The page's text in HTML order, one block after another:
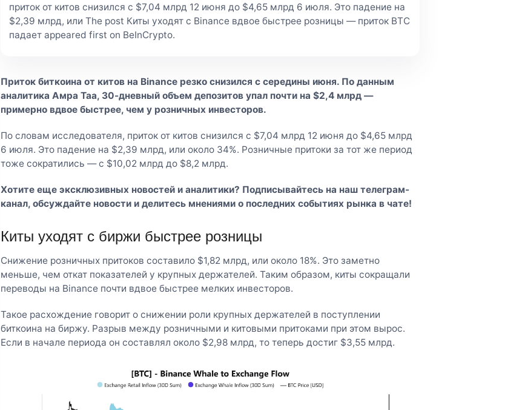
приток от китов снизился с $7,04 млрд 12 июня до $4,65 млрд 6 июля. Это падение на
$2,39 млрд, или The post Киты уходят с Binance вдвое быстрее розницы — приток BTC
падает appeared first on BeInCrypto.
Приток биткоина от китов на Binance резко снизился с середины июня. По данным
аналитика Амра Таа, 30-дневный объем депозитов упал почти на $2,4 млрд —
примерно вдвое быстрее, чем у розничных инвесторов.
По словам исследователя, приток от китов снизился с $7,04 млрд 12 июня до $4,65 млрд
6 июля. Это падение на $2,39 млрд, или около 34%. Розничные притоки за тот же период
тоже сократились — с $10,02 млрд до $8,2 млрд.
Хотите еще эксклюзивных новостей и аналитики? Подписывайтесь на наштелеграм-
канал, обсуждайте новости и делитесь мнениями о последних событиях рынка в чате!
Киты уходят с биржи быстрее розницы
Снижение розничных притоков составило $1,82 млрд, или около 18%. Это заметно
меньше, чем откат показателей у крупных держателей. Таким образом, киты сокращали
переводы на Binance почти вдвое быстрее мелких инвесторов.
Такое расхождение говорит о снижении роли крупных держателей в поступлении
биткоина на биржу. Разрыв между розничными и китовыми притоками при этом вырос.
Если в начале периода он составлял около $2,98 млрд, то теперь достиг $3,55 млрд.